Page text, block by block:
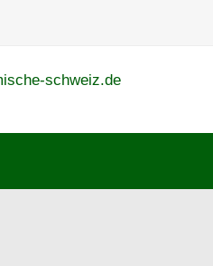
schweiz.de